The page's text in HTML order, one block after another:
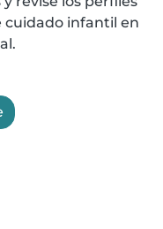
cuidado infantil en